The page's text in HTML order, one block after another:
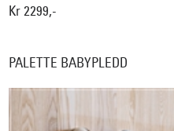
Kr 2299,-
PALETTE BABYPLEDD